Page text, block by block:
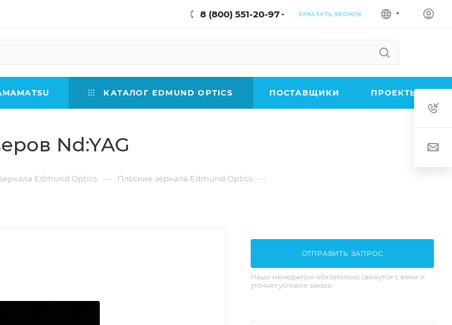
8 (800) 551-20-97 ЗАКАЗАТЬ ЗВОНОК
КАТАЛОГ EDMUND OPTICS ПОСТАВЩИКИ ПРОЕКТЫ
Nd:YAG
Edmund Optics — Плоские зеркала Edmund Optics —
ОТПРАВИТЬ ЗАПРОС
Наши менеджеры обязательно свяжутся с вами и
уточнят условия заказа